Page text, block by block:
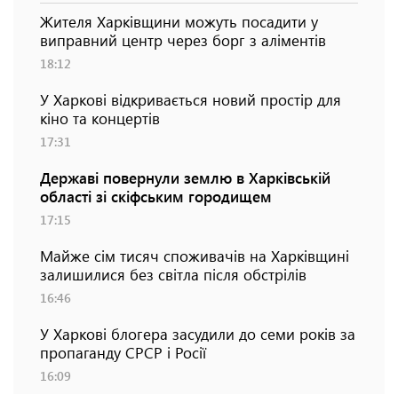
Жителя Харківщини можуть посадити у
виправний центр через борг з аліментів
18:12
У Харкові відкривається новий простір для
кіно та концертів
17:31
Державі повернули землю в Харківській
області зі скіфським городищем
17:15
Майже сім тисяч споживачів на Харківщині
залишилися без світла після обстрілів
16:46
У Харкові блогера засудили до семи років за
пропаганду СРСР і Росії
16:09